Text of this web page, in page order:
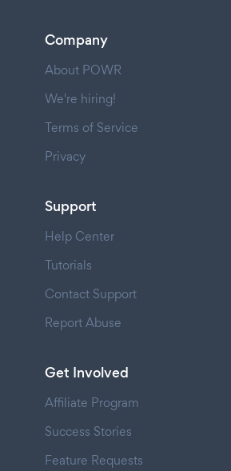
Company
About POWR
We're hiring!
Terms of Service
Privacy
Support
Help Center
Tutorials
Contact Support
Report Abuse
Get Involved
Affiliate Program
Success Stories
Feature Requests